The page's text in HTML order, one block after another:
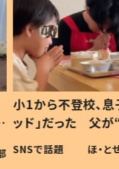
ら不登校、息子は「
だった 父が“ウチ
続ける理由とは #令
の子
話題 ほ・とせな